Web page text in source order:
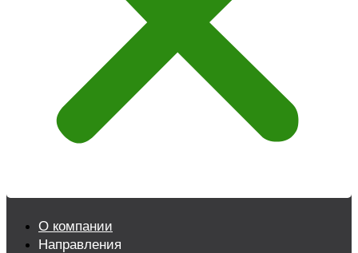
О компании
Направления